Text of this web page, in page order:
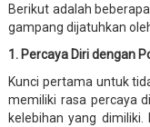
Berikut adalah
gampang dijatuhkan
1. Percaya Diri dengan
Kunci pertama untuk
memiliki rasa percaya
kelebihan yang